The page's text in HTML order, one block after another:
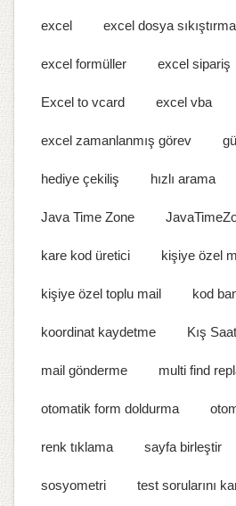
excel excel dosya sıkıştırma
excel formüller excel sipariş
Excel to vcard excel vba
excel zamanlanmış görev
hediye çekiliş hızlı arama
Java Time Zone
kare kod üretici kişiye özel
kişiye özel toplu mail kod
koordinat kaydetme Kış
mail gönderme multi find
otomatik form doldurma
renk tıklama sayfa birleştir
sosyometri test sorularını